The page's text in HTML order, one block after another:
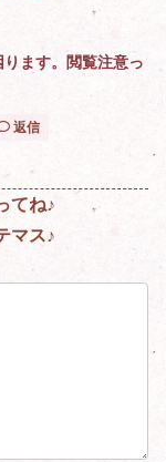
ます。閲覧注意っ
返信
てね♪
マス♪